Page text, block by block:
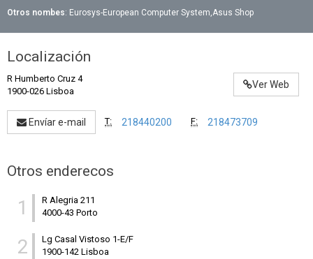
Otros nombes: Eurosys-European Computer System,Asus Shop
Localización
Ver Web
R Humberto Cruz 4
1900-026 Lisboa
Envíar e-mail T: 218440200 F: 218473709
Otros enderecos
1
R Alegria 211
4000-43 Porto
2
Lg Casal Vistoso 1-E/F
1900-142 Lisboa